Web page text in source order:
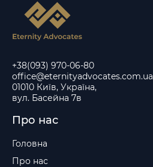
+38(093) 970-06-80
office@eternityadvocates.com.ua
01010 Київ, Україна,
вул. Басейна 7в
Про нас
Головна
Про нас